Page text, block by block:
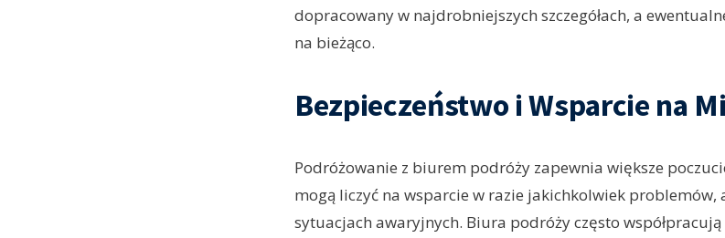
dopracowany w najdrobniejszych szczegółach, a
na bieżąco.
Bezpieczeństwo i Wsparcie na
Podróżowanie z biurem podróży zapewnia większe
mogą liczyć na wsparcie w razie jakichkolwiek problemów,
sytuacjach awaryjnych. Biura podróży często